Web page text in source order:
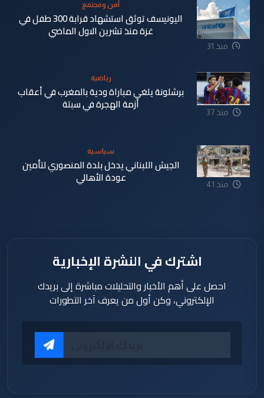
منذ 31
أمن ومجتمع
اليونيسف توثق استشهاد قرابة 300 طفل في
غزة منذ تشرين الاول الماضي
منذ 37
رياضية
برشلونة يلغي مباراة ودية بالمغرب في أعقاب
أزمة الهجرة في سبتة
منذ 41
سياسية
الجيش اللبناني يدخل بلدة المنصوري لتأمين
عودة الأهالي
اشترك في النشرة الإخبارية
احصل على أهم الأخبار والتحليلات مباشرة إلى بريدك
الإلكتروني، وكن أول من يعرف آخر التطورات